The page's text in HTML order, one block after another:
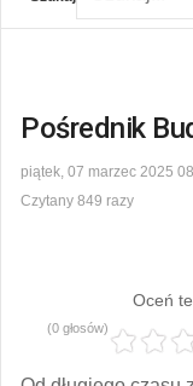
Pośrednik
piątek, 07 marzec 2025
Czytany 849 razy
Oceń
(0 głosów)